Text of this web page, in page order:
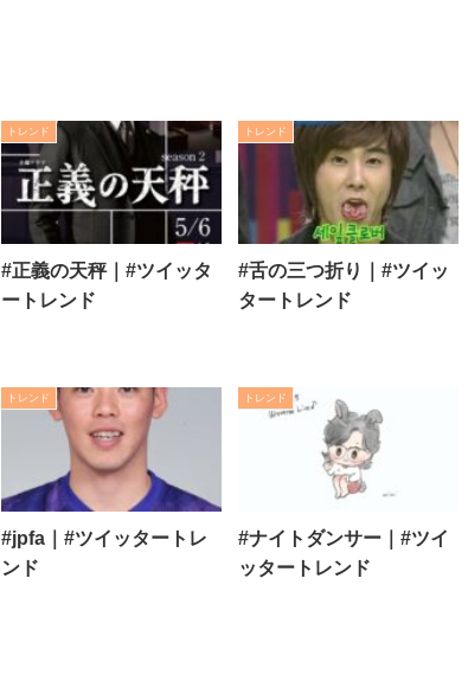
トレンド
#正義の天秤｜#ツイッタ
ートレンド
トレンド
#舌の三つ折り｜#ツイッ
タートレンド
トレンド
#jpfa｜#ツイッタートレ
ンド
トレンド
#ナイトダンサー｜#ツイ
ッタートレンド